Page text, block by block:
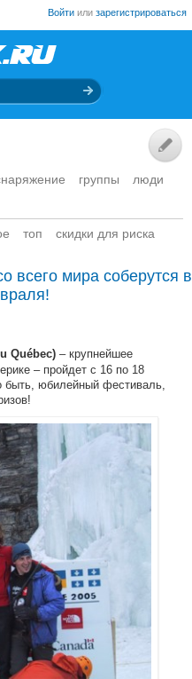
Войти или зарегистрироваться
группы
люди
топ скидки для риска
всего мира соберутся в
Québec) – крупнейшее
– пройдет с 16 по 18
быть, юбилейный фестиваль,